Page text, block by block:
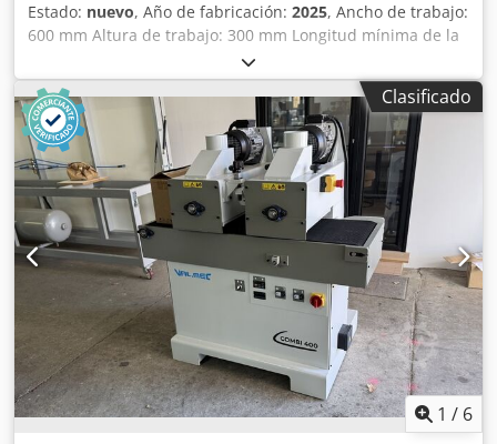
Estado: nuevo, Año de fabricación: 2025, Ancho de trabajo:
600 mm Altura de trabajo: 300 mm Longitud mínima de la
pieza: 250 mm Unidades: 2 unidades de cepillo, ajustables
eléctricamente de forma central y con ajuste fino del
desplazamiento 1er cepillo: Cepillo metálico, diámetro 210
mm 2º cepillo: Cepillo Tynex, grano 80, diámetro 210 mm
Ajuste de altura: eléctrico Indicador de altura: contador
mecánico Codpsxwnilofx Abworf Velocidad de avance: 4 -
12 m/min Potencia del motor de los cepillos: 2 x 4 kW
Potencia del motor de avance: 0,37 kW Longitud de la
máquina: Ancho de la máquina: Peso:
Clasificado
1 / 6